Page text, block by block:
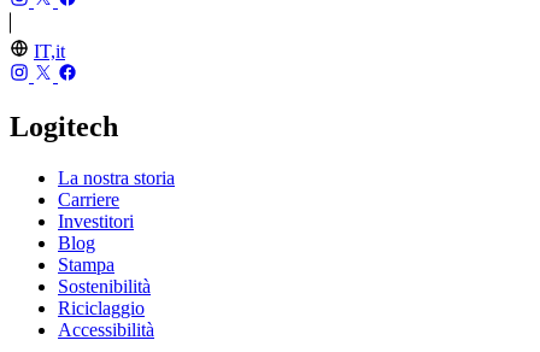
IT,it
Logitech
La nostra storia
Carriere
Investitori
Blog
Stampa
Sostenibilità
Riciclaggio
Accessibilità